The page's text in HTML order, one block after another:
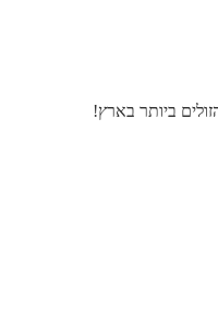
ביותר בארץ!